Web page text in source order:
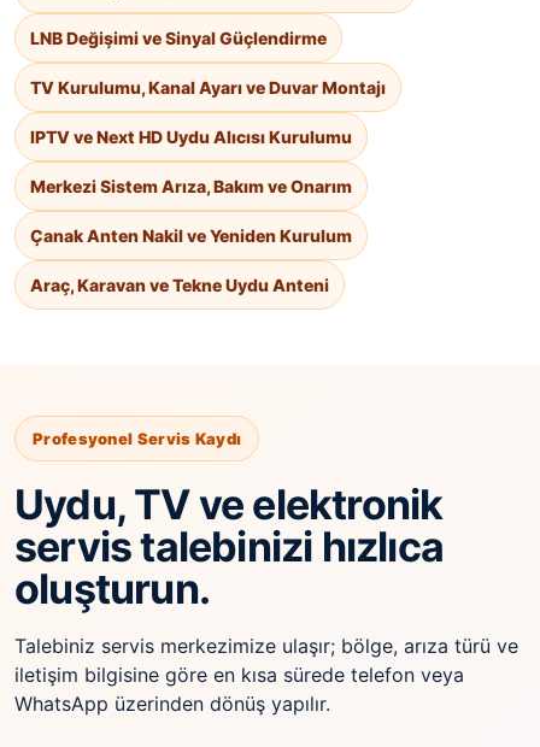
LNB Değişimi ve Sinyal Güçlendirme
TV Kurulumu, Kanal Ayarı ve Duvar Montajı
IPTV ve Next HD Uydu Alıcısı Kurulumu
Merkezi Sistem Arıza, Bakım ve Onarım
Çanak Anten Nakil ve Yeniden Kurulum
Araç, Karavan ve Tekne Uydu Anteni
Profesyonel Servis Kaydı
Uydu, TV ve elektronik
servis talebinizi hızlıca
oluşturun.
Talebiniz servis merkezimize ulaşır; bölge, arıza türü ve
iletişim bilgisine göre en kısa sürede telefon veya
WhatsApp üzerinden dönüş yapılır.